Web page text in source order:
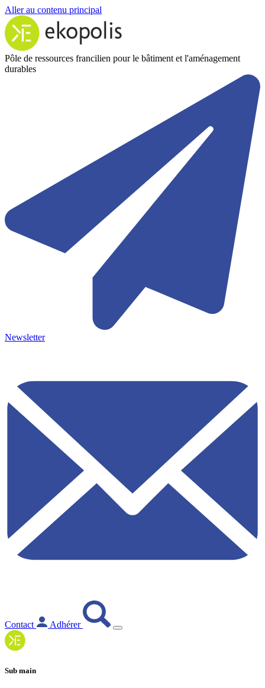
Aller au contenu principal
Pôle de ressources francilien pour le bâtiment et l'aménagement
durables
Newsletter
Contact Adhérer
Sub main